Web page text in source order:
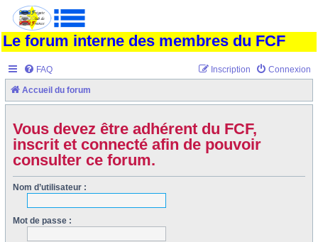
Le forum interne des membres du FCF
FAQ Connexion
Inscription
Accueil du forum
Vous devez être adhérent du FCF,
inscrit et connecté afin de pouvoir
consulter ce forum.
Nom d’utilisateur :
Mot de passe :